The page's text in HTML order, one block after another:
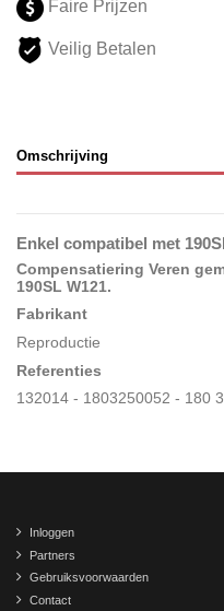
Faire Prijzen
Veilig Betalen
Omschrijving
Enkel compatibel met
Compensatiering Veren
190SL W121.
Fabrikant
Reproductie
Referenties
132014 - 1803250052 - 180
Inloggen
Partners
Gebruiksvoorwaarden
Contact